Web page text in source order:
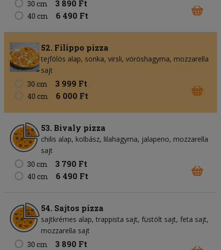
30 cm
3 890 Ft
40 cm 6 490 Ft
52. Filippo pizza
tejfölös alap sonka virsli vöröshagyma mozzarella
sajt
30 cm
3 999 Ft
40 cm 6 000 Ft
53. Bivaly pizza
chilis alap kolbász lilahagyma jalapeno mozzarella
sajt
30 cm
3 790 Ft
40 cm 6 490 Ft
54. Sajtos pizza
sajtkrémes alap trappista sajt füstölt sajt feta sajt
mozzarella sajt
30 cm
3 890 Ft